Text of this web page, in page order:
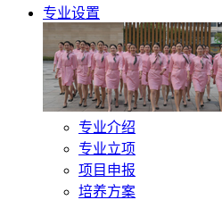
专业设置
专业介绍
专业立项
项目申报
培养方案